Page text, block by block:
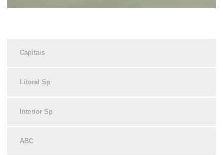
Capitais
Litoral Sp
Interior Sp
ABC